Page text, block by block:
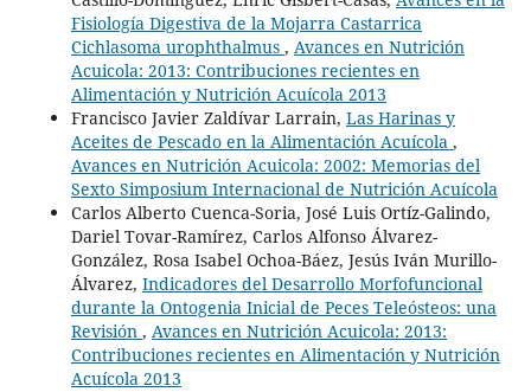
Fisiología Digestiva de la Mojarra Castarrica
Cichlasoma urophthalmus , Avances en Nutrición
Acuicola: 2013: Contribuciones recientes en
Alimentación y Nutrición Acuícola 2013
Francisco Javier Zaldívar Larrain, Las Harinas y
Aceites de Pescado en la Alimentación Acuícola ,
Avances en Nutrición Acuicola: 2002: Memorias del
Sexto Simposium Internacional de Nutrición Acuícola
Carlos Alberto Cuenca-Soria, José Luis Ortíz-Galindo,
Dariel Tovar-Ramírez, Carlos Alfonso Álvarez-
González, Rosa Isabel Ochoa-Báez, Jesús Iván Murillo-
Álvarez, Indicadores del Desarrollo Morfofuncional
durante la Ontogenia Inicial de Peces Teleósteos: una
Revisión , Avances en Nutrición Acuicola: 2013:
Contribuciones recientes en Alimentación y Nutrición
Acuícola 2013